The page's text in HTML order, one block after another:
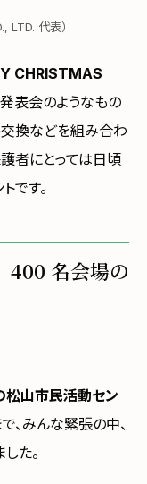
LTD. 代表）
CHRISTMAS
表会のようなもの
交換などを組み合わ
者にとっては日頃
です。
400 名会場の
山市民活動セン
、みんな緊張の中、
た。